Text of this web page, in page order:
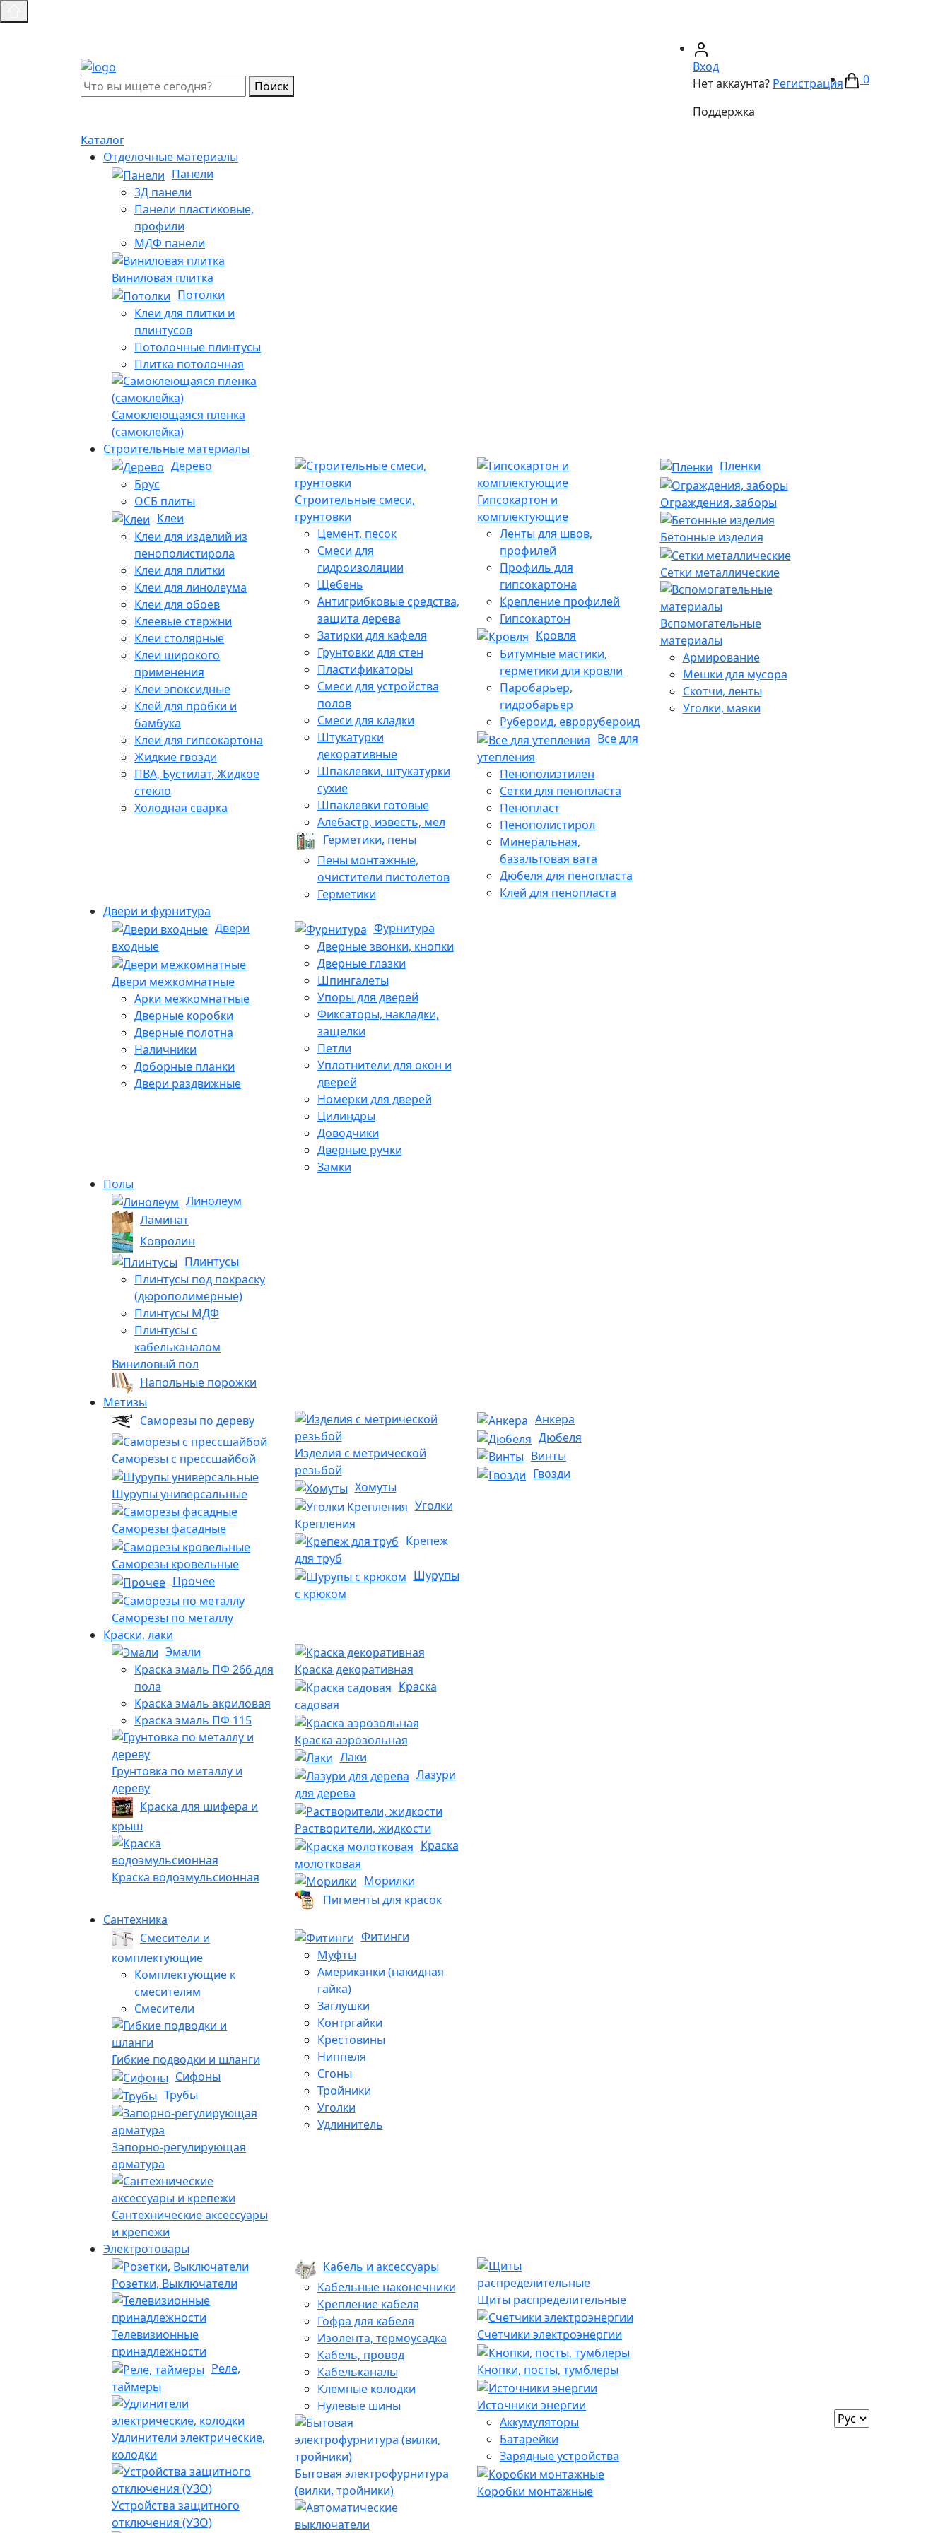
Поиск
Вход
Нет аккаунта? Регистрация
Поддержка
0
Каталог
Отделочные материалы
Панели
3Д панели
Панели пластиковые,
профили
МДФ панели
Виниловая плитка
Потолки
Клеи для плитки и
плинтусов
Потолочные плинтусы
Плитка потолочная
Самоклеющаяся пленка
(самоклейка)
Строительные материалы
Дерево
Брус
ОСБ плиты
Клеи
Клеи для изделий из
пенополистирола
Клеи для плитки
Клеи для линолеума
Клеи для обоев
Клеевые стержни
Клеи столярные
Клеи широкого
применения
Клеи эпоксидные
Клей для пробки и
бамбука
Клеи для гипсокартона
Жидкие гвозди
ПВА, Бустилат, Жидкое
стекло
Холодная сварка
Строительные смеси,
грунтовки
Цемент, песок
Смеси для
гидроизоляции
Щебень
Антигрибковые средства,
защита дерева
Затирки для кафеля
Грунтовки для стен
Пластификаторы
Смеси для устройства
полов
Смеси для кладки
Штукатурки
декоративные
Шпаклевки, штукатурки
сухие
Шпаклевки готовые
Алебастр, известь, мел
Герметики, пены
Пены монтажные,
очистители пистолетов
Герметики
Гипсокартон и
комплектующие
Ленты для швов,
профилей
Профиль для
гипсокартона
Крепление профилей
Гипсокартон
Кровля
Битумные мастики,
герметики для кровли
Паробарьер,
гидробарьер
Рубероид, еврорубероид
Все для
утепления
Пенополиэтилен
Сетки для пенопласта
Пенопласт
Пенополистирол
Минеральная,
базальтовая вата
Дюбеля для пенопласта
Клей для пенопласта
Пленки
Ограждения, заборы
Бетонные изделия
Сетки металлические
Вспомогательные
материалы
Армирование
Мешки для мусора
Скотчи, ленты
Уголки, маяки
Двери и фурнитура
Двери
входные
Двери межкомнатные
Арки межкомнатные
Дверные коробки
Дверные полотна
Наличники
Доборные планки
Двери раздвижные
Фурнитура
Дверные звонки, кнопки
Дверные глазки
Шпингалеты
Упоры для дверей
Фиксаторы, накладки,
защелки
Петли
Уплотнители для окон и
дверей
Номерки для дверей
Цилиндры
Доводчики
Дверные ручки
Замки
Полы
Линолеум
Ламинат
Ковролин
Плинтусы
Плинтусы под покраску
(дюрополимерные)
Плинтусы МДФ
Плинтусы с
кабельканалом
Виниловый пол
Напольные порожки
Метизы
Саморезы по дереву
Саморезы с прессшайбой
Шурупы универсальные
Саморезы фасадные
Саморезы кровельные
Прочее
Саморезы по металлу
Изделия с метрической
резьбой
Хомуты
Уголки
Крепления
Крепеж
для труб
Шурупы
с крюком
Анкера
Дюбеля
Винты
Гвозди
Краски, лаки
Эмали
Краска эмаль ПФ 266 для
пола
Краска эмаль акриловая
Краска эмаль ПФ 115
Грунтовка по металлу и
дереву
Краска для шифера и
крыш
Краска водоэмульсионная
Краска декоративная
Краска
садовая
Краска аэрозольная
Лаки
Лазури
для дерева
Растворители, жидкости
Краска
молотковая
Морилки
Пигменты для красок
Сантехника
Смесители и
комплектующие
Комплектующие к
смесителям
Смесители
Гибкие подводки и шланги
Сифоны
Трубы
Запорно-регулирующая
арматура
Сантехнические аксессуары
и крепежи
Фитинги
Муфты
Американки (накидная
гайка)
Заглушки
Контргайки
Крестовины
Ниппеля
Сгоны
Тройники
Уголки
Удлинитель
Электротовары
Розетки, Выключатели
Телевизионные
принадлежности
Реле,
таймеры
Удлинители электрические,
колодки
Устройства защитного
отключения (УЗО)
Кабель и аксессуары
Кабельные наконечники
Крепление кабеля
Гофра для кабеля
Изолента, термоусадка
Кабель, провод
Кабельканалы
Клемные колодки
Нулевые шины
Бытовая электрофурнитура
(вилки, тройники)
Щиты распределительные
Счетчики электроэнергии
Кнопки, посты, тумблеры
Источники энергии
Аккумуляторы
Батарейки
Зарядные устройства
Коробки монтажные